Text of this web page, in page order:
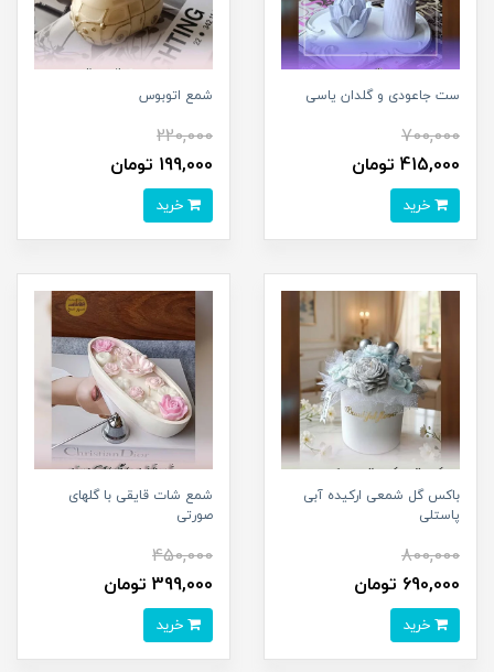
ست جاعودی و گلدان یاسی
700,000
415,000 تومان
شمع اتوبوس
220,000
199,000 تومان
باکس گل شمعی ارکیده آبی
پاستلی
800,000
690,000 تومان
شمع شات قایقی با گلهای
صورتی
450,000
399,000 تومان